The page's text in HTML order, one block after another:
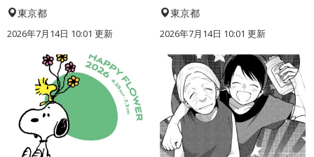
東京都
2026年7月14日 10:01 更新
東京都
2026年7月14日 10:01 更新